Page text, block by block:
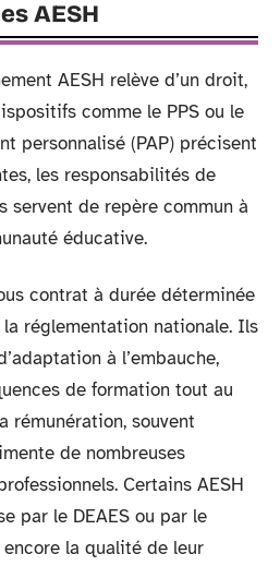
AESH
AESH relève d’un droit,
comme le PPS ou le
personnalisé (PAP) précisent
les responsabilités de
servent de repère commun à
éducative.
contrat à durée déterminée
réglementation nationale. Ils
à l’embauche,
de formation tout au
rémunération, souvent
de nombreuses
Certains AESH
par le DEAES ou par le
la qualité de leur